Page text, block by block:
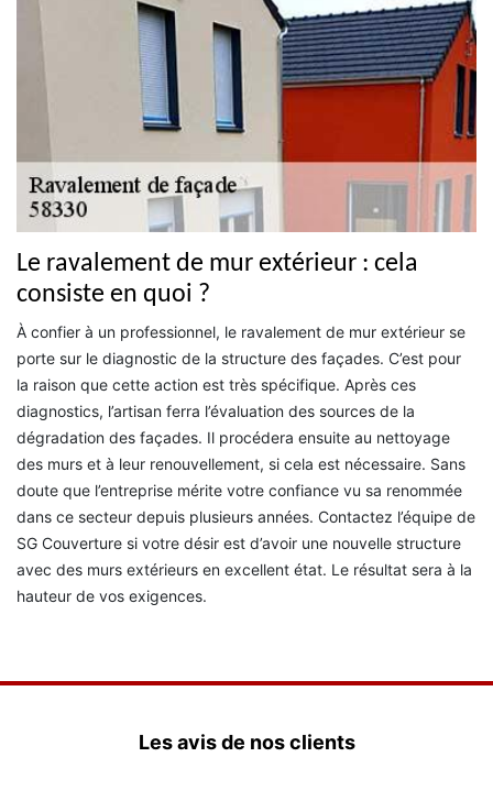
Le ravalement de mur extérieur : cela
consiste en quoi ?
À confier à un professionnel, le ravalement de mur extérieur se
porte sur le diagnostic de la structure des façades. C’est pour
la raison que cette action est très spécifique. Après ces
diagnostics, l’artisan ferra l’évaluation des sources de la
dégradation des façades. Il procédera ensuite au nettoyage
des murs et à leur renouvellement, si cela est nécessaire. Sans
doute que l’entreprise mérite votre confiance vu sa renommée
dans ce secteur depuis plusieurs années. Contactez l’équipe de
SG Couverture si votre désir est d’avoir une nouvelle structure
avec des murs extérieurs en excellent état. Le résultat sera à la
hauteur de vos exigences.
Les avis de nos clients